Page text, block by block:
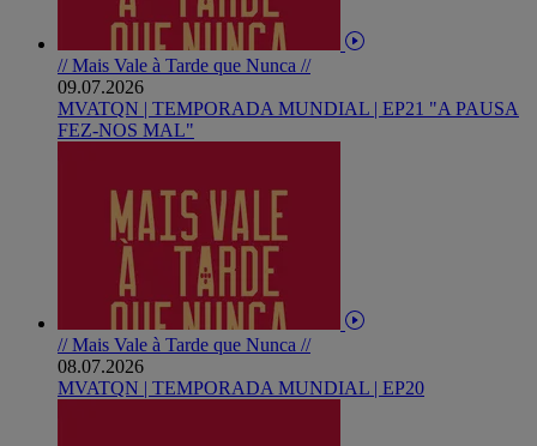
// Mais Vale à Tarde que Nunca //
09.07.2026
MVATQN | TEMPORADA MUNDIAL | EP21 "A PAUSA
FEZ-NOS MAL"
// Mais Vale à Tarde que Nunca //
08.07.2026
MVATQN | TEMPORADA MUNDIAL | EP20